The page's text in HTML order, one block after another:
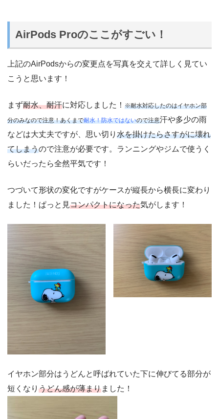
AirPods Proのここがすごい！
上記のAirPodsからの変更点を写真を交えて詳しく見てい
こうと思います！
まず耐水、耐汗に対応しました！ ※耐水対応したのはイヤホン部
分のみなので注意！あくまで耐水！防水ではないので注意汗や多少の雨
などは大丈夫ですが、思い切り 水を掛けたらさすがに壊れ
てしまうので注意が必要です。ランニングやジムで使うく
らいだったら全然平気です！
つづいて形状の変化ですがケースが縦長から横長に変わり
ました！ぱっと見コンパクトになった気がします！
イヤホン部分はうどんと呼ばれていた下に伸びてる部分が
短くなり うどん感が薄まりました！